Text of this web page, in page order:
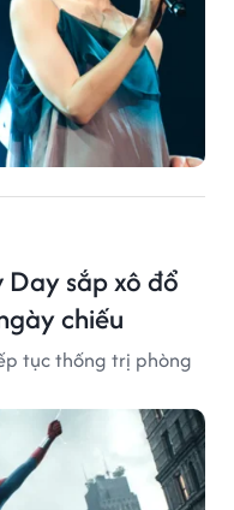
Day sắp xô đổ
chiếu
tục thống trị phòng